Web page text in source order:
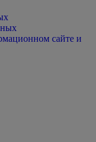
сайте и